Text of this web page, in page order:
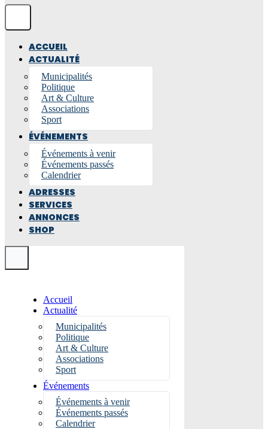
ACCUEIL
ACTUALITÉ
Municipalités
Politique
Art & Culture
Associations
Sport
ÉVÉNEMENTS
Événements à venir
Événements passés
Calendrier
ADRESSES
SERVICES
ANNONCES
SHOP
Accueil
Actualité
Municipalités
Politique
Art & Culture
Associations
Sport
Événements
Événements à venir
Événements passés
Calendrier